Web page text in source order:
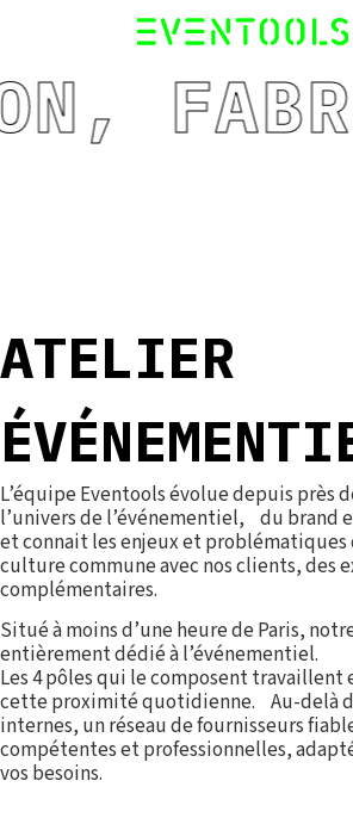
ATELIER
L’équipe Eventools évolue depuis près
l’univers de l’événementiel, du brand
et connait les enjeux et problématiques
culture commune avec nos clients, des
complémentaires.
Situé à moins d’une heure de Paris,
entièrement dédié à l’événementiel.
Les 4 pôles qui le composent travaillent
cette proximité quotidienne. Au-delà
internes, un réseau de fournisseurs
compétentes et professionnelles,
vos besoins.